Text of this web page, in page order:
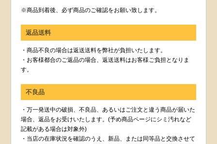
※商品到着後、必ず商品のご確認をお願い致します。
返品送料
・商品不良の場合は返送送料を弊社が負担いたします。
・お客様都合のご返品の場合、返送送料はお客様ご負担となりま
す。
不良品
・万一発送中の破損、不良品、あるいはご注文と違う商品が届いた
場合、返品をお受けいたします。(予め商品ページにシミ汚れなど
記載がある場合は対象外)
・当店の在庫状況を確認のうえ、新品、または同等品と交換させて